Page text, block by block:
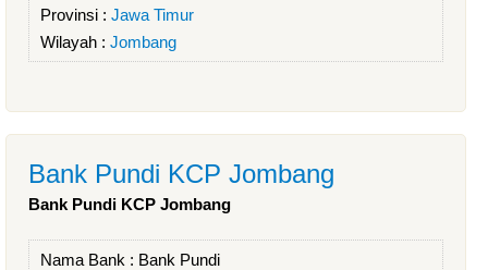
Provinsi : Jawa Timur
Wilayah : Jombang
Bank Pundi KCP Jombang
Bank Pundi KCP Jombang
Nama Bank : Bank Pundi